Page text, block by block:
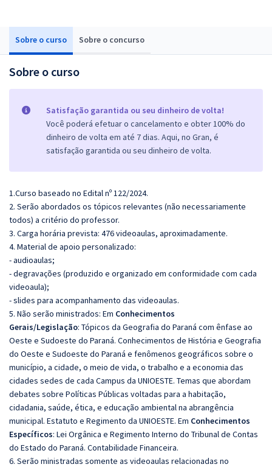
Sobre o curso Sobre o concurso
Sobre o curso
Satisfação garantida ou seu dinheiro de volta!
Você poderá efetuar o cancelamento e obter 100% do
dinheiro de volta em até 7 dias. Aqui, no Gran, é
satisfação garantida ou seu dinheiro de volta.
1.Curso baseado no Edital nº 122/2024.
2. Serão abordados os tópicos relevantes (não necessariamente
todos) a critério do professor.
3. Carga horária prevista: 476 videoaulas, aproximadamente.
4. Material de apoio personalizado:
- audioaulas;
- degravações (produzido e organizado em conformidade com cada
videoaula);
- slides para acompanhamento das videoaulas.
5. Não serão ministrados: Em Conhecimentos
Gerais/Legislação: Tópicos da Geografia do Paraná com ênfase ao
Oeste e Sudoeste do Paraná. Conhecimentos de História e Geografia
do Oeste e Sudoeste do Paraná e fenômenos geográficos sobre o
município, a cidade, o meio de vida, o trabalho e a economia das
cidades sedes de cada Campus da UNIOESTE. Temas que abordam
debates sobre Políticas Públicas voltadas para a habitação,
cidadania, saúde, ética, e educação ambiental na abrangência
municipal. Estatuto e Regimento da UNIOESTE. Em Conhecimentos
Específicos: Lei Orgânica e Regimento Interno do Tribunal de Contas
do Estado do Paraná. Contabilidade Financeira.
6. Serão ministradas somente as videoaulas relacionadas no